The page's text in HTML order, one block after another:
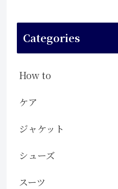
Categories
How to
ケア
ジャケット
シューズ
スーツ